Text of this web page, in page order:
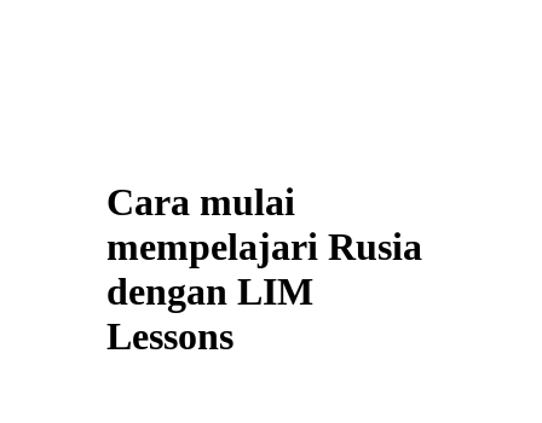
Cara mulai
mempelajari Rusia
dengan LIM
Lessons